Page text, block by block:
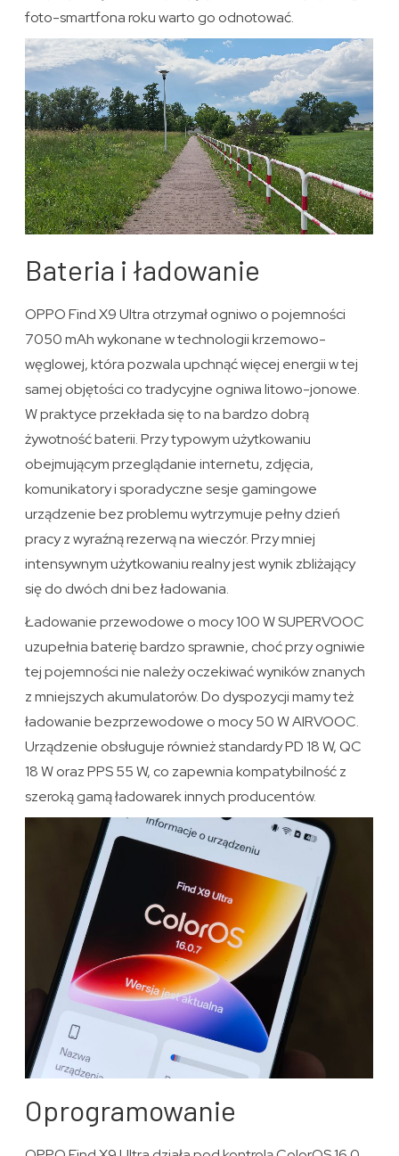
foto-smartfona roku warto go odnotować.
Bateria i ładowanie
OPPO Find X9 Ultra otrzymał ogniwo o pojemności
7050 mAh wykonane w technologii krzemowo-
węglowej, która pozwala upchnąć więcej energii w tej
samej objętości co tradycyjne ogniwa litowo-jonowe.
W praktyce przekłada się to na bardzo dobrą
żywotność baterii. Przy typowym użytkowaniu
obejmującym przeglądanie internetu, zdjęcia,
komunikatory i sporadyczne sesje gamingowe
urządzenie bez problemu wytrzymuje pełny dzień
pracy z wyraźną rezerwą na wieczór. Przy mniej
intensywnym użytkowaniu realny jest wynik zbliżający
się do dwóch dni bez ładowania.
Ładowanie przewodowe o mocy 100 W SUPERVOOC
uzupełnia baterię bardzo sprawnie, choć przy ogniwie
tej pojemności nie należy oczekiwać wyników znanych
z mniejszych akumulatorów. Do dyspozycji mamy też
ładowanie bezprzewodowe o mocy 50 W AIRVOOC.
Urządzenie obsługuje również standardy PD 18 W, QC
18 W oraz PPS 55 W, co zapewnia kompatybilność z
szeroką gamą ładowarek innych producentów.
Oprogramowanie